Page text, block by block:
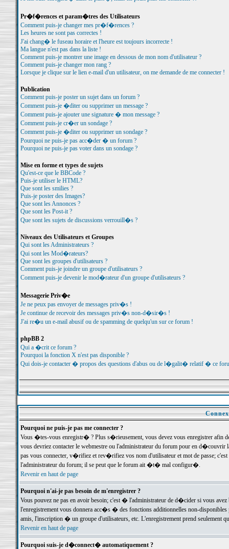
Pr�f�rences et param�tres des Utilisateurs
Comment puis-je changer mes pr�f�rences ?
Les heures ne sont pas correctes !
J'ai chang� le fuseau horaire et l'heure est toujours incorrecte !
Ma langue n'est pas dans la liste !
Comment puis-je montrer une image en dessous de mon nom d'utilisateur ?
Comment puis-je changer mon rang ?
Lorsque je clique sur le lien e-mail d'un utilisateur, on me demande de me connecter !
Publication
Comment puis-je poster un sujet dans un forum ?
Comment puis-je �diter ou supprimer un message ?
Comment puis-je ajouter une signature � mon message ?
Comment puis-je cr�er un sondage ?
Comment puis-je �diter ou supprimer un sondage ?
Pourquoi ne puis-je pas acc�der � un forum ?
Pourquoi ne puis-je pas voter dans un sondage ?
Mise en forme et types de sujets
Qu'est-ce que le BBCode ?
Puis-je utiliser le HTML?
Que sont les smilies ?
Puis-je poster des Images?
Que sont les Annonces ?
Que sont les Post-it ?
Que sont les sujets de discussions verrouill�s ?
Niveaux des Utilisateurs et Groupes
Qui sont les Administrateurs ?
Qui sont les Mod�rateurs?
Que sont les groupes d'utilisateurs ?
Comment puis-je joindre un groupe d'utilisateurs ?
Comment puis-je devenir le mod�rateur d'un groupe d'utilisateurs ?
Messagerie Priv�e
Je ne peux pas envoyer de messages priv�s !
Je continue de recevoir des messages priv�s non-d�sir�s !
J'ai re�u un e-mail abusif ou de spamming de quelqu'un sur ce forum !
phpBB 2
Qui a �crit ce forum ?
Pourquoi la fonction X n'est pas disponible ?
Qui dois-je contacter � propos des questions d'abus ou de l�galit� relatif � ce
Pourquoi ne puis-je pas me connecter ?
Vous �tes-vous enregistr� ? Plus s�rieusement, vous devez vous enregistrer
vous devriez contacter le webmestre ou l'administrateur du forum pour en
pas vous connecter, v�rifiez et rev�rifiez vos nom d'utilisateur et mot de passe;
l'administrateur du forum; il se peut que le forum ait �t� mal configur�.
Revenir en haut de page
Pourquoi n'ai-je pas besoin de m'enregistrer ?
Vous pouvez ne pas en avoir besoin; c'est � l'administrateur de d�cider si vous
l'enregistrement vous donnera acc�s � des fonctions additionnelles non-
amis, l'inscription � un groupe d'utilisateurs, etc. L'enregistrement prend seulement
Revenir en haut de page
Pourquoi suis-je d�connect� automatiquement ?